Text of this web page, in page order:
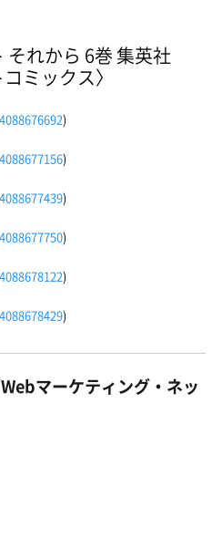
れから 6巻 集英社
ミックス〉
)
)
)
)
)
)
マーケティング・ネッ